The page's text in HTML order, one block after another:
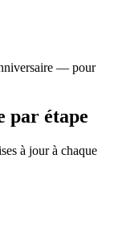
— pour
par étape
à jour à chaque